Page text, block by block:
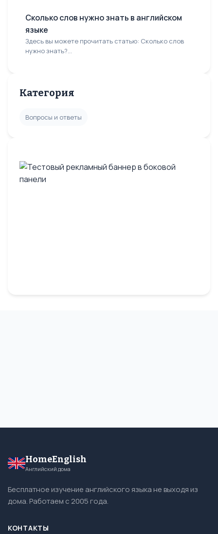
Сколько слов нужно знать в английском
языке
Здесь вы можете прочитать статью: Сколько слов
нужно знать?...
Категория
Вопросы и ответы
HomeEnglish
Английский дома
Бесплатное изучение английского языка не выходя из
дома. Работаем с 2005 года.
КОНТАКТЫ